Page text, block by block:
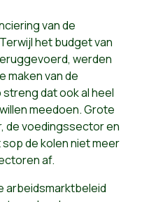
van de
het budget van
werden
maken van de
dat ook al heel
meedoen. Grote
de voedingssector en
de kolen niet meer
af.
arbeidsmarktbeleid